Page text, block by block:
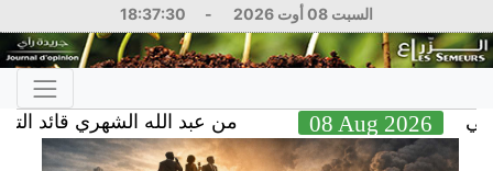
السبت 08 أوت 2026 -
18:37:31
من عبد الله الشهري قائد التحالف 08 Aug